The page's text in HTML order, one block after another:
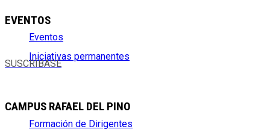
EVENTOS
Eventos
Iniciativas permanentes
SUSCRÍBASE
CAMPUS RAFAEL DEL PINO
Formación de Dirigentes